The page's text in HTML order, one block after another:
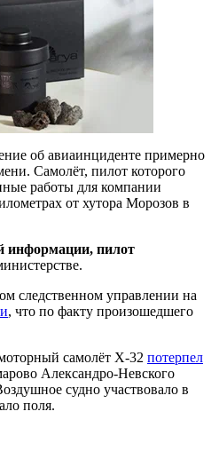
об авиаинциденте примерно
Самолёт, пилот которого
работы для компании
от хутора Морозов в
информации, пилот
следственном управлении на
, что по факту произошедшего
самолёт Х-32 потерпел
Александро-Невского
судно участвовало в
поля.